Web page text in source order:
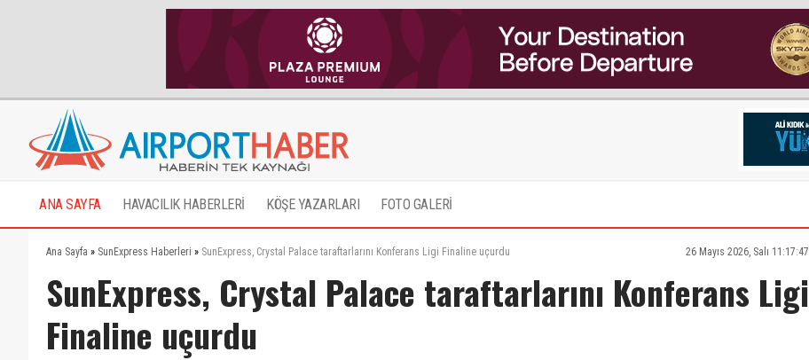
ANA SAYFA HAVACILIK HABERLERİ KÖŞE YAZARLARI FOTO GALERİ
Ana Sayfa » SunExpress Haberleri » SunExpress, Crystal Palace taraftarlarını Konferans Ligi Finaline uçurdu 26 Mayıs 2026, Salı 11:17:47
SunExpress, Crystal Palace taraftarlarını Konferans Ligi
Finaline uçurdu